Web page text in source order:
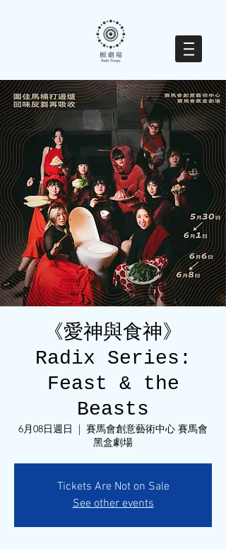
《愛神與食神》
Radix Series:
Feast & the
Beasts
6月08日週日
  |
賽馬會創意藝術中心 賽馬會
黑盒劇場
Tickets Are Not on Sale
See other events